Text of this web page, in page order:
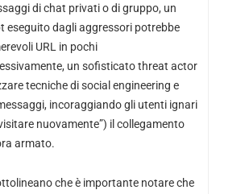
di chat privati ​​o di gruppo, un
eseguito dagli aggressori potrebbe
URL in pochi
un sofisticato threat actor
tecniche di social engineering e
incoraggiando gli utenti ignari
nuovamente”) il collegamento
armato.
che è importante notare che